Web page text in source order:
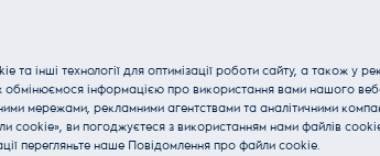
інші технології для оптимізації роботи сайту, а також у
обмінюємося інформацією про використання вами нашого
мережами, рекламними агентствами та аналітичними
cookie», ви погоджуєтеся з використанням нами файлів
перегляньте наше Пoвідомлення прo файли cookie.